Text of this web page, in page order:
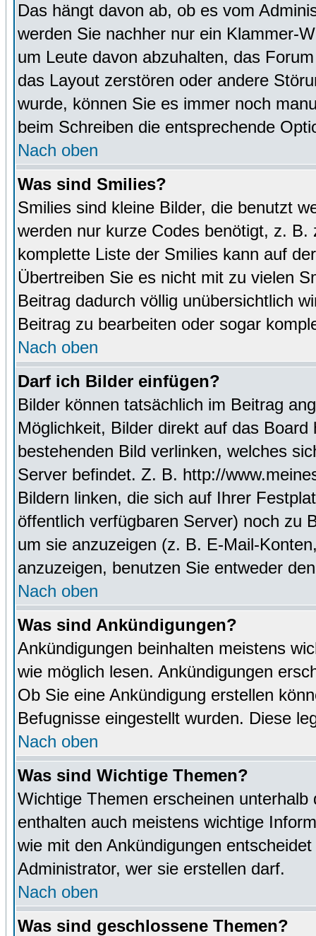
Das hängt davon ab, ob es vom
werden Sie nachher nur ein Klammer-
um Leute davon abzuhalten, das
das Layout zerstören oder andere
wurde, können Sie es immer noch
beim Schreiben die entsprechende
Nach oben
Was sind Smilies?
Smilies sind kleine Bilder, die benutzt
werden nur kurze Codes benötigt, z.
komplette Liste der Smilies kann auf
Übertreiben Sie es nicht mit zu vielen
Beitrag dadurch völlig unübersichtlich
Beitrag zu bearbeiten oder sogar
Nach oben
Darf ich Bilder einfügen?
Bilder können tatsächlich im Beitrag
Möglichkeit, Bilder direkt auf das
bestehenden Bild verlinken, welches
Server befindet. Z. B. http://
Bildern linken, die sich auf Ihrer
öffentlich verfügbaren Server) noch zu
um sie anzuzeigen (z. B. E-Mail-
anzuzeigen, benutzen Sie entweder
Nach oben
Was sind Ankündigungen?
Ankündigungen beinhalten meistens
wie möglich lesen. Ankündigungen
Ob Sie eine Ankündigung erstellen
Befugnisse eingestellt wurden. Diese
Nach oben
Was sind Wichtige Themen?
Wichtige Themen erscheinen
enthalten auch meistens wichtige
wie mit den Ankündigungen
Administrator, wer sie erstellen darf.
Nach oben
Was sind geschlossene Themen?